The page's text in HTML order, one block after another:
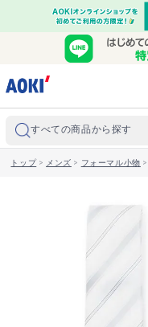
すべての商品から探す
トップ> メンズ > フォーマル小物 >